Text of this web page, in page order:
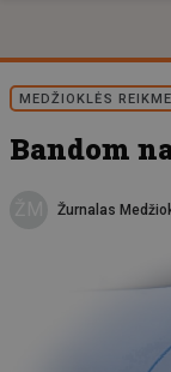
MEDŽIOKLĖS
Bandom
Žurnalas